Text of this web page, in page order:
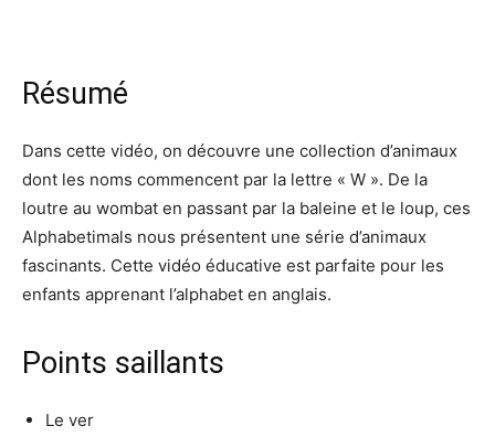
Résumé
Dans cette vidéo, on découvre une collection d’animaux
dont les noms commencent par la lettre « W ». De la
loutre au wombat en passant par la baleine et le loup, ces
Alphabetimals nous présentent une série d’animaux
fascinants. Cette vidéo éducative est parfaite pour les
enfants apprenant l’alphabet en anglais.
Points saillants
Le ver